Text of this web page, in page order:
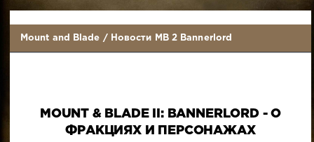
Mount and Blade / Новости MB 2 Bannerlord
МОUNT & ВLADE II: ВANNERLОRD - О
ФРАКЦИЯХ И ПЕРСОНАЖАХ